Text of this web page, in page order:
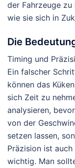
der Fahrzeuge
wie sie sich in
Die
Timing und
Ein falscher
können das
sich Zeit zu
analysieren,
von der
setzen lassen,
Präzision ist
wichtig. Man